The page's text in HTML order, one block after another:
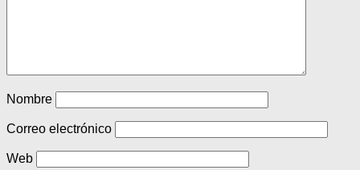
Nombre
Correo electrónico
Web